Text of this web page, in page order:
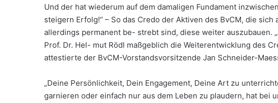
Und der hat wiederum auf dem damaligen Fundament
steigern Erfolg!“ – So das Credo der Aktiven des BvCM, die
allerdings permanent be- strebt sind, diese weiter auszubauen.
Prof. Dr. Hel- mut Rödl maßgeblich die Weiterentwicklung des
attestierte der BvCM-Vorstandsvorsitzende Jan Schneider-
„Deine Persönlichkeit, Dein Engagement, Deine Art zu
garnieren oder einfach nur aus dem Leben zu plaudern, hat bei